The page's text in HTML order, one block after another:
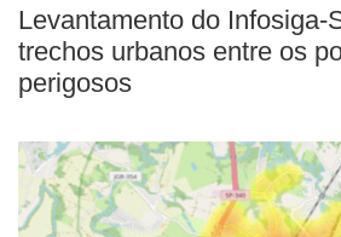
Levantamento do Infosiga-
trechos urbanos entre os
perigosos